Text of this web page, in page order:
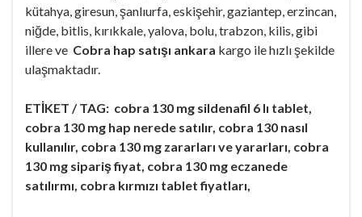
kütahya, giresun, şanlıurfa, eskişehir, gaziantep, erzincan,
niğde, bitlis, kırıkkale, yalova, bolu, trabzon, kilis, gibi
illere ve Cobra hap satışı ankara kargo ile hızlı şekilde
ulaşmaktadır.
ETİKET / TAG: cobra 130 mg sildenafil 6 lı tablet,
cobra 130 mg hap nerede satılır, cobra 130 nasıl
kullanılır, cobra 130 mg zararları ve yararları, cobra
130 mg sipariş fiyat, cobra 130 mg eczanede
satılırmı, cobra kırmızı tablet fiyatları,